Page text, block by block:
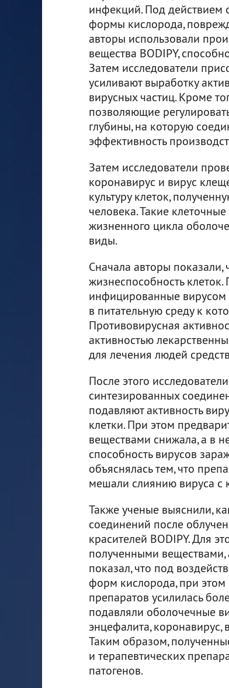
инфекций. Под действием
формы кислорода,
авторы использовали
вещества BODIPY,
Затем исследователи
усиливают выработку
вирусных частиц. Кроме
позволяющие
глубины, на которую
эффективность
Затем исследователи
коронавирус и вирус
культуру клеток,
человека. Такие
жизненного цикла
виды.
Сначала авторы
жизнеспособность
инфицированные вирусом
в питательную среду к
Противовирусная
активностью
для лечения людей
После этого
синтезированных
подавляют активность
клетки. При этом
веществами снижала, а в
способность вирусов
объяснялась тем, что
мешали слиянию вируса с
Также ученые выяснили,
соединений после
красителей BODIPY. Для
полученными веществами,
показал, что под
форм кислорода, при этом
препаратов усилилась
подавляли оболочечные
энцефалита, коронавирус,
Таким образом,
и терапевтических
патогенов.